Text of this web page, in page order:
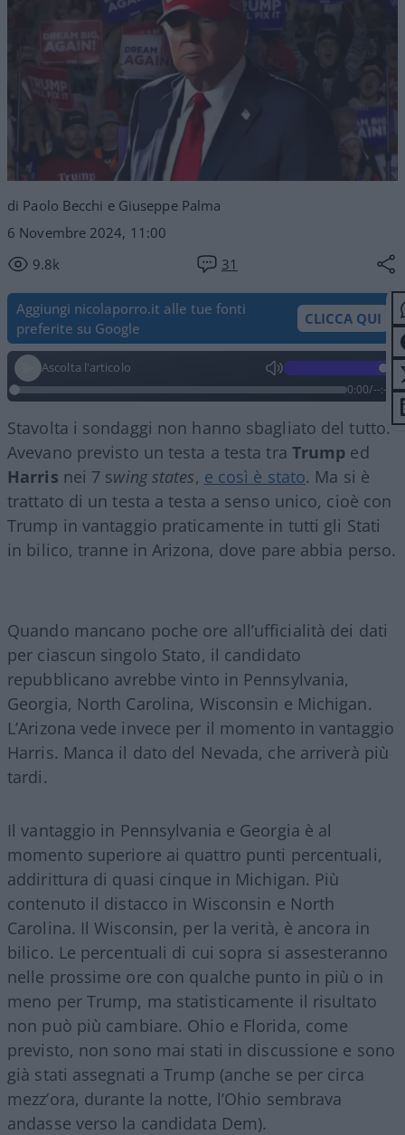
di Paolo Becchi e Giuseppe Palma
6 Novembre 2024, 11:00
9.8k
31
Aggiungi nicolaporro.it alle tue fonti
preferite su Google
CLICCA QUI
Ascolta l'articolo
0:00/--:--
Stavolta i sondaggi non hanno sbagliato del tutto.
Avevano previsto un testa a testa tra Trump ed
Harris nei 7 swing states, e così è stato. Ma si è
trattato di un testa a testa a senso unico, cioè con
Trump in vantaggio praticamente in tutti gli Stati
in bilico, tranne in Arizona, dove pare abbia perso.
Quando mancano poche ore all’ufficialità dei dati
per ciascun singolo Stato, il candidato
repubblicano avrebbe vinto in Pennsylvania,
Georgia, North Carolina, Wisconsin e Michigan.
L’Arizona vede invece per il momento in vantaggio
Harris. Manca il dato del Nevada, che arriverà più
tardi.
Il vantaggio in Pennsylvania e Georgia è al
momento superiore ai quattro punti percentuali,
addirittura di quasi cinque in Michigan. Più
contenuto il distacco in Wisconsin e North
Carolina. Il Wisconsin, per la verità, è ancora in
bilico. Le percentuali di cui sopra si assesteranno
nelle prossime ore con qualche punto in più o in
meno per Trump, ma statisticamente il risultato
non può più cambiare. Ohio e Florida, come
previsto, non sono mai stati in discussione e sono
già stati assegnati a Trump (anche se per circa
mezz’ora, durante la notte, l’Ohio sembrava
andasse verso la candidata Dem).